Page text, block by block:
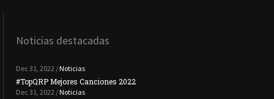
Noticias destacadas
Dec 31, 2022 / Noticias
#TopQRP Mejores Canciones 2022
Dec 31, 2022 / Noticias